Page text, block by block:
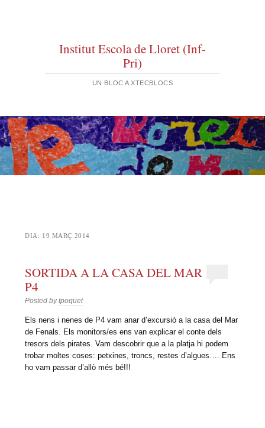
Institut Escola de Lloret (Inf-
Pri)
UN BLOC A XTECBLOCS
DIA: 19 MARÇ 2014
SORTIDA A LA CASA DEL MAR
P4
Posted bytpoquet
Els nens i nenes de P4 vam anar d’excursió a la casa del Mar
de Fenals. Els monitors/es ens van explicar el conte dels
tresors dels pirates. Vam descobrir que a la platja hi podem
trobar moltes coses: petxines, troncs, restes d’algues…. Ens
ho vam passar d’allò més bé!!!